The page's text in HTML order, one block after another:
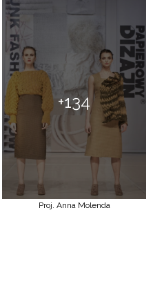
+134
Proj. Anna Molenda